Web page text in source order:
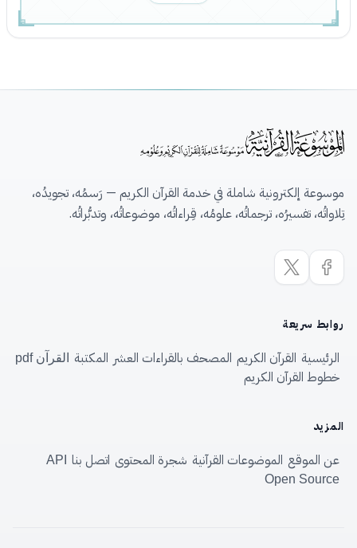
موسوعة إلكترونية شاملة في خدمة القرآن الكريم — رَسمُه، تجويدُه،
تِلاواتُه، تفسيرُه، ترجماتُه، علومُه، قِراءاتُه، موضوعاتُه، وتدبُّراتُه.
روابط سريعة
الرئيسية القرآن الكريم المصحف بالقراءات العشر المكتبة القرآن pdf
خطوط القرآن الكريم
المزيد
عن الموقع الموضوعات القرآنية شجرة المحتوى اتصل بنا
API
Open Source